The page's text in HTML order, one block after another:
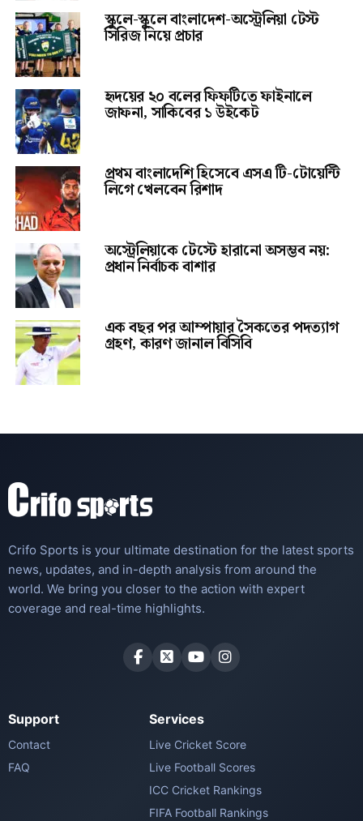
স্কুলে-স্কুলে বাংলাদেশ-অস্ট্রেলিয়া টেস্ট
সিরিজ নিয়ে প্রচার
হৃদয়ের ২০ বলের ফিফটিতে ফাইনালে
জাফনা, সাকিবের ১ উইকেট
প্রথম বাংলাদেশি হিসেবে এসএ টি-টোয়েন্টি
লিগে খেলবেন রিশাদ
অস্ট্রেলিয়াকে টেস্টে হারানো অসম্ভব নয়:
প্রধান নির্বাচক বাশার
এক বছর পর আম্পায়ার সৈকতের পদত্যাগ
গ্রহণ, কারণ জানাল বিসিবি
Crifo Sports is your ultimate destination for the latest sports
news, updates, and in-depth analysis from around the
world. We bring you closer to the action with expert
coverage and real-time highlights.
Support
Contact
FAQ
Services
Live Cricket Score
Live Football Scores
ICC Cricket Rankings
FIFA Football Rankings